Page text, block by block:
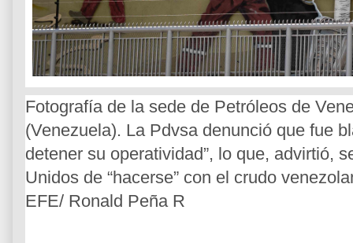
Fotografía de la sede de Petróleos de
(Venezuela). La Pdvsa denunció que fue
detener su operatividad”, lo que, advirtió,
Unidos de “hacerse” con el crudo
EFE/ Ronald Peña R